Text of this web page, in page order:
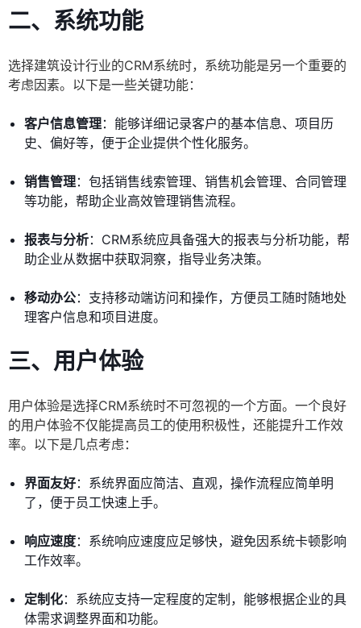
二、系统功能
选择建筑设计行业的CRM系统时，系统功能是另一个重要的
考虑因素。以下是一些关键功能：
客户信息管理：能够详细记录客户的基本信息、项目历
史、偏好等，便于企业提供个性化服务。
销售管理：包括销售线索管理、销售机会管理、合同管理
等功能，帮助企业高效管理销售流程。
报表与分析：CRM系统应具备强大的报表与分析功能，帮
助企业从数据中获取洞察，指导业务决策。
移动办公：支持移动端访问和操作，方便员工随时随地处
理客户信息和项目进度。
三、用户体验
用户体验是选择CRM系统时不可忽视的一个方面。一个良好
的用户体验不仅能提高员工的使用积极性，还能提升工作效
率。以下是几点考虑：
界面友好：系统界面应简洁、直观，操作流程应简单明
了，便于员工快速上手。
响应速度：系统响应速度应足够快，避免因系统卡顿影响
工作效率。
定制化：系统应支持一定程度的定制，能够根据企业的具
体需求调整界面和功能。